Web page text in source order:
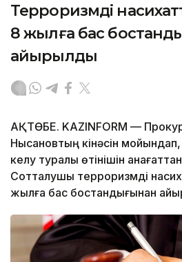
Терроризмді
8 жылға бас
айырылды
АҚТӨБЕ. KAZINFORM —
Нысановтың кінәсін мойындап,
келу туралы өтінішін
Сотталушы терроризмді
жылға бас бостандығынан